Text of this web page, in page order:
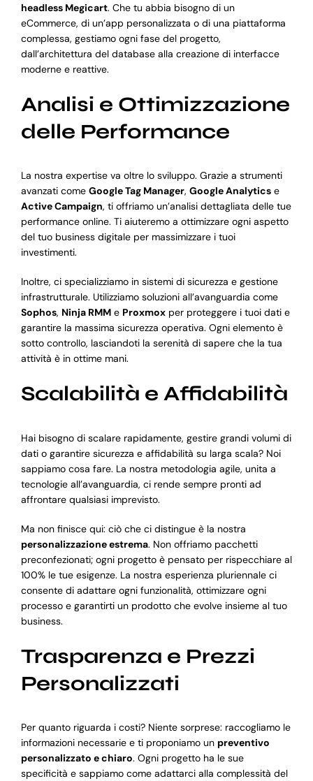
headless Megicart. Che tu abbia bisogno di un
eCommerce, di un’app personalizzata o di una piattaforma
complessa, gestiamo ogni fase del progetto,
dall’architettura del database alla creazione di interfacce
moderne e reattive.
Analisi e Ottimizzazione
delle Performance
La nostra expertise va oltre lo sviluppo. Grazie a strumenti
avanzati come Google Tag Manager, Google Analyticse
Active Campaign, ti offriamo un’analisi dettagliata delle tue
performance online. Ti aiuteremo a ottimizzare ogni aspetto
del tuo business digitale per massimizzare i tuoi
investimenti.
Inoltre, ci specializziamo in sistemi di sicurezza e gestione
infrastrutturale. Utilizziamo soluzioni all’avanguardia come
Sophos, Ninja RMMe Proxmoxper proteggere i tuoi dati e
garantire la massima sicurezza operativa. Ogni elemento è
sotto controllo, lasciandoti la serenità di sapere che la tua
attività è in ottime mani.
Scalabilità e Affidabilità
Hai bisogno di scalare rapidamente, gestire grandi volumi di
dati o garantire sicurezza e affidabilità su larga scala? Noi
sappiamo cosa fare. La nostra metodologia agile, unita a
tecnologie all’avanguardia, ci rende sempre pronti ad
affrontare qualsiasi imprevisto.
Ma non finisce qui: ciò che ci distingue è la nostra
personalizzazione estrema. Non offriamo pacchetti
preconfezionati; ogni progetto è pensato per rispecchiare al
100% le tue esigenze. La nostra esperienza pluriennale ci
consente di adattare ogni funzionalità, ottimizzare ogni
processo e garantirti un prodotto che evolve insieme al tuo
business.
Trasparenza e Prezzi
Personalizzati
Per quanto riguarda i costi? Niente sorprese: raccogliamo le
informazioni necessarie e ti proponiamo un preventivo
personalizzato e chiaro. Ogni progetto ha le sue
specificità e sappiamo come adattarci alla complessità del